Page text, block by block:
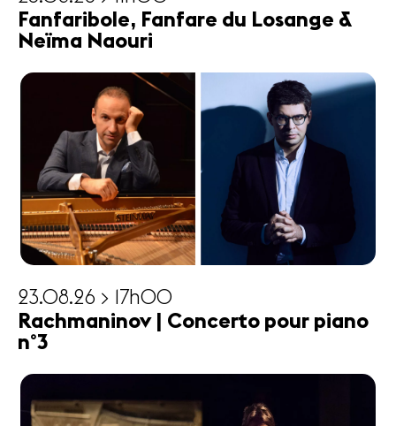
Fanfaribole, Fanfare du Losange &
Neïma Naouri
23.08.26 > 17h00
Rachmaninov | Concerto pour piano
n°3